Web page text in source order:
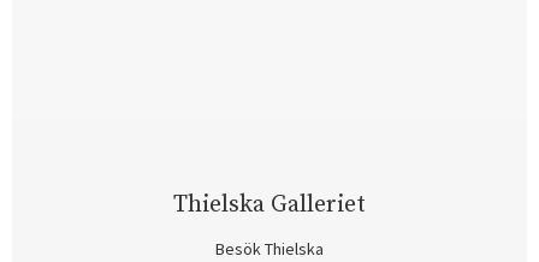
Thielska Galleriet
Besök Thielska